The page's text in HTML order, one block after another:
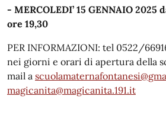
- MERCOLEDI’ 15 GENNAIO 2025
ore 19,30
PER INFORMAZIONI: tel 0522/
nei giorni e orari di apertura della
mail a
magicanita@magicanita.191.it